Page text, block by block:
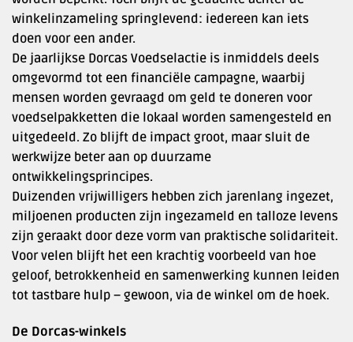
winkelinzameling springlevend: iedereen kan iets
doen voor een ander.
De jaarlijkse Dorcas Voedselactie is inmiddels deels
omgevormd tot een financiële campagne, waarbij
mensen worden gevraagd om geld te doneren voor
voedselpakketten die lokaal worden samengesteld en
uitgedeeld. Zo blijft de impact groot, maar sluit de
werkwijze beter aan op duurzame
ontwikkelingsprincipes.
Duizenden vrijwilligers hebben zich jarenlang ingezet,
miljoenen producten zijn ingezameld en talloze levens
zijn geraakt door deze vorm van praktische solidariteit.
Voor velen blijft het een krachtig voorbeeld van hoe
geloof, betrokkenheid en samenwerking kunnen leiden
tot tastbare hulp – gewoon, via de winkel om de hoek.
De Dorcas-winkels